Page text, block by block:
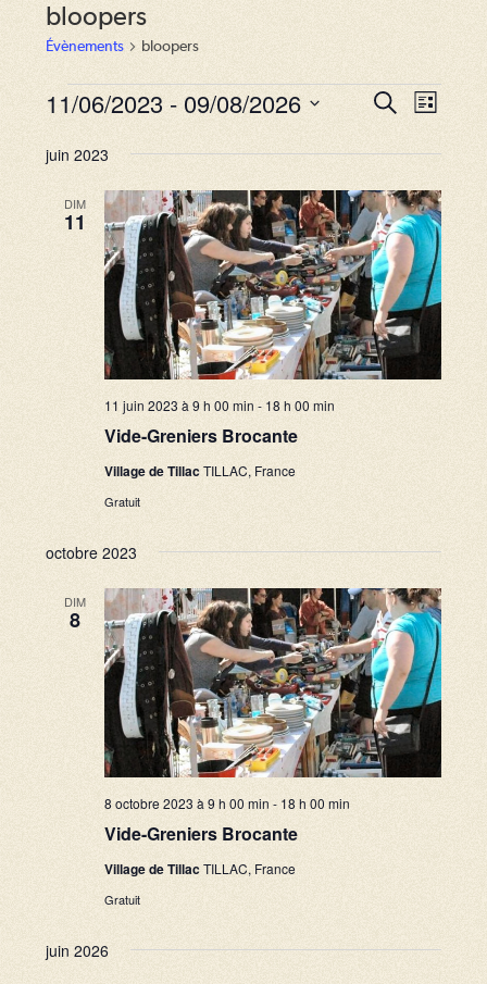
bloopers
Évènements bloopers
Évènements
R
h
e
r
c
h
i
g
a
t
i
o
R
r
c
h
e
N
v
i
g
a
t
i
n
s
É
v
è
n
e
m
e
L
s
e
11/06/2023 - 09/08/2026
é
e
juin 2023
DIM
11
Vide-Greniers Brocante
11 juin 2023 à 9 h 00 min - 18 h 00 min
Village de TillacTILLAC, France
Gratuit
octobre 2023
DIM
8
Vide-Greniers Brocante
8 octobre 2023 à 9 h 00 min - 18 h 00 min
Village de TillacTILLAC, France
Gratuit
juin 2026